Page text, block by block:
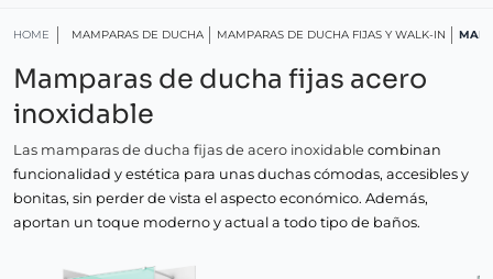
HOME MAMPARAS DE DUCHA MAMPARAS DE DUCHA FIJAS Y WALK-IN
Mamparas de ducha fijas acero
inoxidable
Las mamparas de ducha fijas de acero inoxidable combinan
funcionalidad y estética para unas duchas cómodas, accesibles y
bonitas, sin perder de vista el aspecto económico. Además,
aportan un toque moderno y actual a todo tipo de baños.